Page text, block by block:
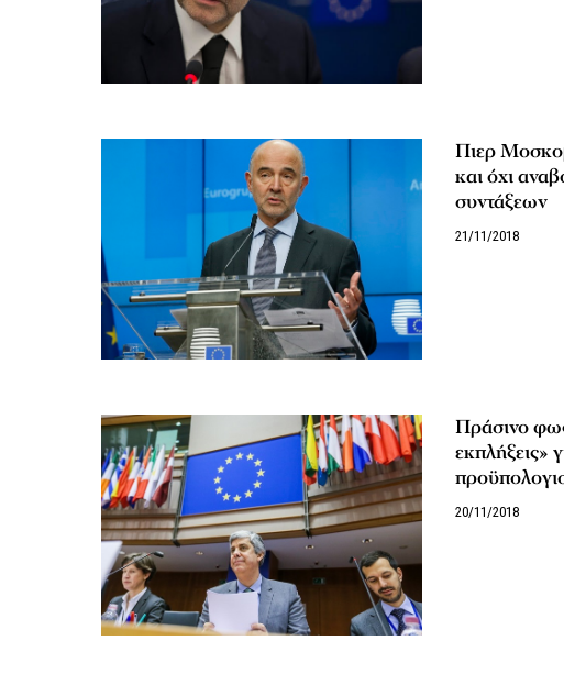
Πιερ
και όχι
συντάξεων
21/11/2018
Πράσινο
εκπλήξεις»
20/11/2018